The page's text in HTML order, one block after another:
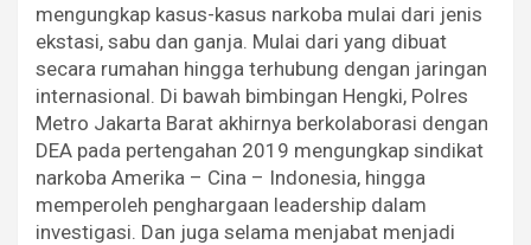
mengungkap kasus-kasus narkoba mulai dari jenis
ekstasi, sabu dan ganja. Mulai dari yang dibuat
secara rumahan hingga terhubung dengan jaringan
internasional. Di bawah bimbingan Hengki, Polres
Metro Jakarta Barat akhirnya berkolaborasi dengan
DEA pada pertengahan 2019 mengungkap sindikat
narkoba Amerika – Cina – Indonesia, hingga
memperoleh penghargaan leadership dalam
investigasi. Dan juga selama menjabat menjadi